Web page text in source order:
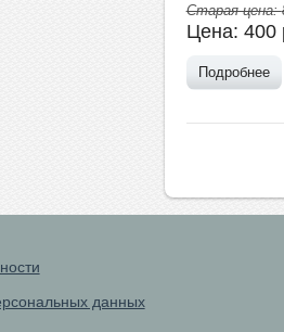
Старая цена:
Цена: 400
Подробнее
данных